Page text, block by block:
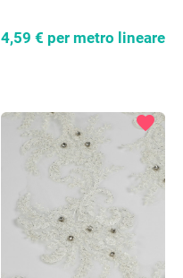
4,59 € per metro lineare
favorite